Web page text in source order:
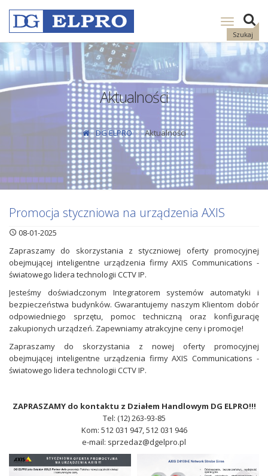
Szukaj
Pokaż
nawigację
Aktualności
DG ELPRO Aktualności
Promocja styczniowa na urządzenia AXIS
08-01-2025
Zapraszamy do skorzystania z styczniowej oferty promocyjnej
obejmującej inteligentne urządzenia firmy AXIS Communications -
światowego lidera technologii CCTV IP.
Jesteśmy doświadczonym Integratorem systemów automatyki i
bezpieczeństwa budynków. Gwarantujemy naszym Klientom dobór
odpowiedniego sprzętu, pomoc techniczną oraz konfigurację
zakupionych urządzeń. Zapewniamy atrakcyjne ceny i promocje!
Zapraszamy do skorzystania z nowej oferty promocyjnej
obejmującej inteligentne urządzenia firmy AXIS Communications -
światowego lidera technologii CCTV IP.
ZAPRASZAMY do kontaktu z Działem Handlowym DG ELPRO!!!
Tel: (12) 263-93-85
Kom: 512 031 947, 512 031 946
e-mail: sprzedaz@dgelpro.pl